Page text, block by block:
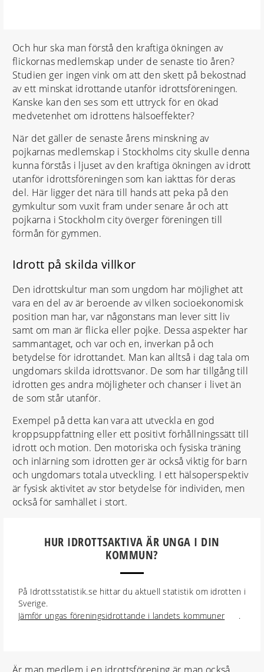
Och hur ska man förstå den kraftiga ökningen av
flickornas medlemskap under de senaste tio åren?
Studien ger ingen vink om att den skett på bekostnad
av ett minskat idrottande utanför idrottsföreningen.
Kanske kan den ses som ett uttryck för en ökad
medvetenhet om idrottens hälsoeffekter?
När det gäller de senaste årens minskning av
pojkarnas medlemskap i Stockholms city skulle denna
kunna förstås i ljuset av den kraftiga ökningen av idrott
utanför idrottsföreningen som kan iakttas för deras
del. Här ligger det nära till hands att peka på den
gymkultur som vuxit fram under senare år och att
pojkarna i Stockholm city överger föreningen till
förmån för gymmen.
Idrott på skilda villkor
Den idrottskultur man som ungdom har möjlighet att
vara en del av är beroende av vilken socioekonomisk
position man har, var någonstans man lever sitt liv
samt om man är flicka eller pojke. Dessa aspekter har
sammantaget, och var och en, inverkan på och
betydelse för idrottandet. Man kan alltså i dag tala om
ungdomars skilda idrottsvanor. De som har tillgång till
idrotten ges andra möjligheter och chanser i livet än
de som står utanför.
Exempel på detta kan vara att utveckla en god
kroppsuppfattning eller ett positivt förhållningssätt till
idrott och motion. Den motoriska och fysiska träning
och inlärning som idrotten ger är också viktig för barn
och ungdomars totala utveckling. I ett hälsoperspektiv
är fysisk aktivitet av stor betydelse för individen, men
också för samhället i stort.
HUR IDROTTSAKTIVA ÄR UNGA I DIN
KOMMUN?
På Idrottsstatistik.se hittar du aktuell statistik om idrotten i
Sverige.
Jämför ungas föreningsidrottande i landets kommuner
.
Är man medlem i en idrottsförening är man också